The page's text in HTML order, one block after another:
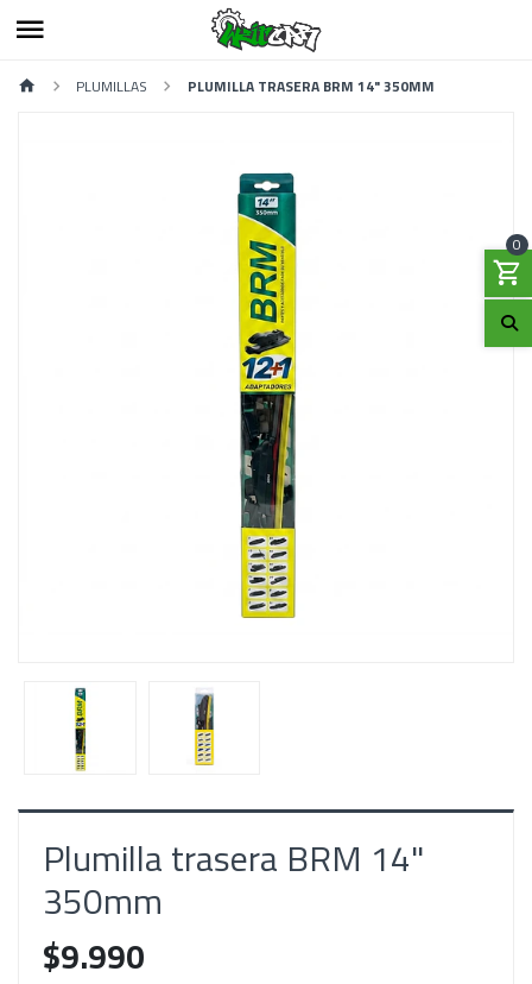
0
PLUMILLAS PLUMILLA TRASERA BRM 14" 350MM
Plumilla trasera BRM 14"
350mm
$9.990